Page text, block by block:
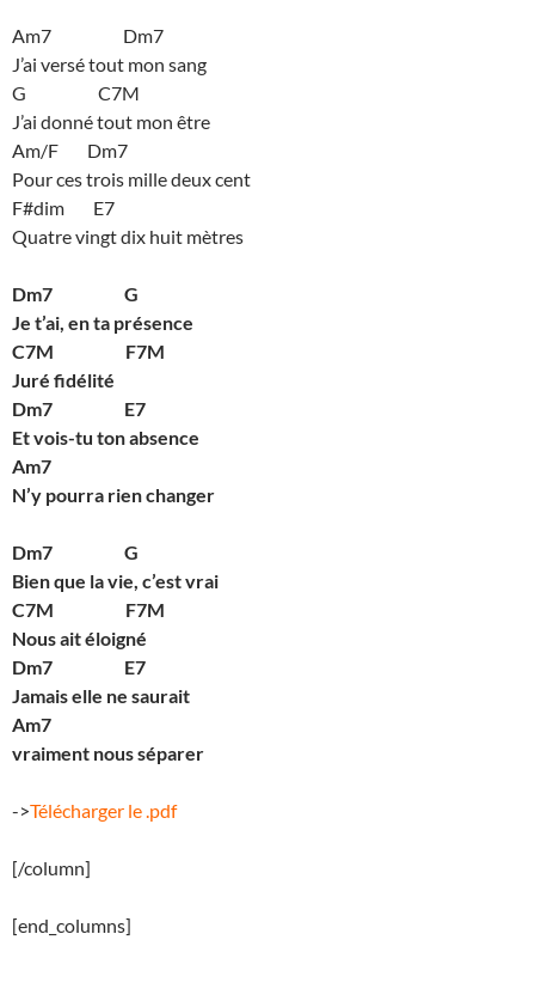
Am7 Dm7
J’ai versé tout mon sang
G C7M
J’ai donné tout mon être
Am/F Dm7
Pour ces trois mille deux cent
F#dim E7
Quatre vingt dix huit mètres
Dm7 G
Je t’ai, en ta présence
C7M F7M
Juré fidélité
Dm7 E7
Et vois-tu ton absence
Am7
N’y pourra rien changer
Dm7 G
Bien que la vie, c’est vrai
C7M F7M
Nous ait éloigné
Dm7 E7
Jamais elle ne saurait
Am7
vraiment nous séparer
->Télécharger le .pdf
[/column]
[end_columns]